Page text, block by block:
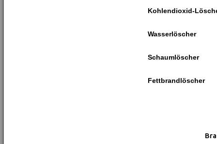
Kohlendioxid-
Wasserlöscher
Schaumlöscher
Fettbrandlöscher